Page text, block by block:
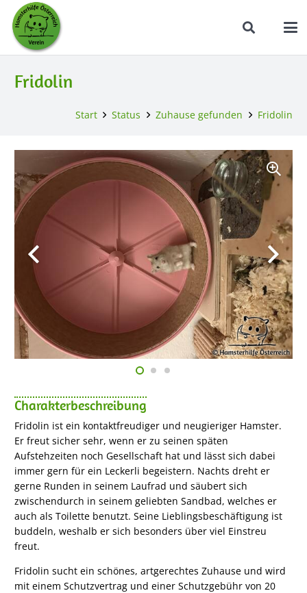
Fridolin
Start Status Zuhause gefunden Fridolin
Charakterbeschreibung
Fridolin ist ein kontaktfreudiger und neugieriger Hamster.
Er freut sicher sehr, wenn er zu seinen späten
Aufstehzeiten noch Gesellschaft hat und lässt sich dabei
immer gern für ein Leckerli begeistern. Nachts dreht er
gerne Runden in seinem Laufrad und säubert sich
zwischendurch in seinem geliebten Sandbad, welches er
auch als Toilette benutzt. Seine Lieblingsbeschäftigung ist
buddeln, weshalb er sich besonders über viel Einstreu
freut.
Fridolin sucht ein schönes, artgerechtes Zuhause und wird
mit einem Schutzvertrag und einer Schutzgebühr von 20